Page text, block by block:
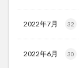
2022年7月 32
2022年6月 30